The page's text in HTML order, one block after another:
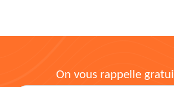
On vous rappelle